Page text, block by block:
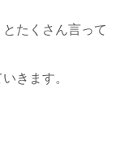
たくさん言って
きます。